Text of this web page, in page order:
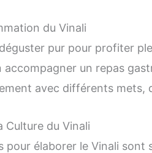
du Vinali
pur pour profiter
accompagner un repas
avec différents
Culture du Vinali
pour élaborer le Vinali